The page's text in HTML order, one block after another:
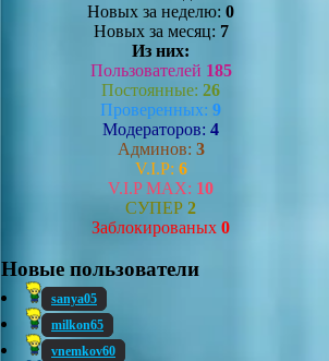
Новых за неделю: 0
Новых за месяц: 7
Из них:
Пользователей 185
Постоянные: 26
Проверенных: 9
Модераторов: 4
Админов: 3
V.I.P: 6
V.I.P MAX: 10
СУПЕР 2
Заблокированых 0
Новые пользователи
sanya05
milkon65
vnemkov60